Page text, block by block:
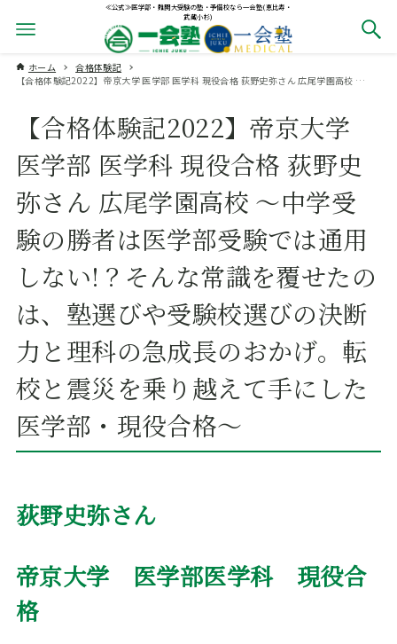
≪公式≫医学部・難関大受験の塾・予備校なら一会塾(恵比寿・
武蔵小杉)
ホーム
合格体験記
【合格体験記2022】帝京大学 医学部 医学科 現役合格 荻野史弥さん 広尾学園高校 ～中学受験の勝者は医学部受験では通用しない!？そんな常識を覆せたのは、塾選びや受験校選びの決断力と理科の急成長のおかげ。転校と震災を乗り越えて手にした医学部・現役合格～
【合格体験記2022】帝京大学
医学部 医学科 現役合格 荻野史
弥さん 広尾学園高校 ～中学受
験の勝者は医学部受験では通用
しない!？そんな常識を覆せたの
は、塾選びや受験校選びの決断
力と理科の急成長のおかげ。転
校と震災を乗り越えて手にした
医学部・現役合格～
荻野史弥さん
帝京大学 医学部医学科 現役合
格